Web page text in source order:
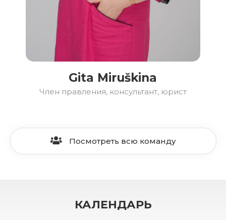
Gita Miruškina
Член правления, консультант, юрист
Посмотреть всю команду
КАЛЕНДАРЬ